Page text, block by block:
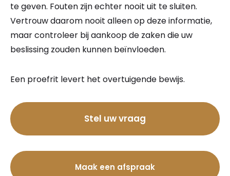
te geven. Fouten zijn echter nooit uit te sluiten.
Vertrouw daarom nooit alleen op deze informatie,
maar controleer bij aankoop de zaken die uw
beslissing zouden kunnen beïnvloeden.
Een proefrit levert het overtuigende bewijs.
Stel uw vraag
Maak een afspraak